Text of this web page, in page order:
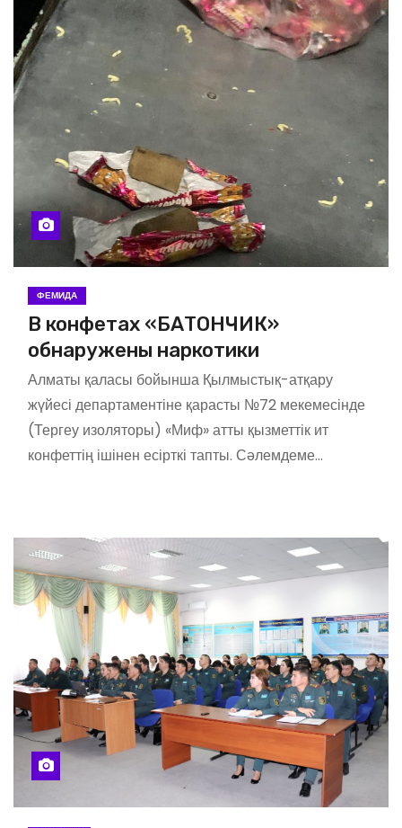
ФЕМИДА
В конфетах «БАТОНЧИК»
обнаружены наркотики
Алматы қаласы бойынша Қылмыстық-атқару
жүйесі департаментіне қарасты №72 мекемесінде
(Тергеу изоляторы) «Миф» атты қызметтік ит
конфеттің ішінен есірткі тапты. Сәлемдеме…